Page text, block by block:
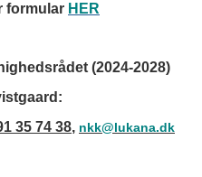
formular HER
(2024-2028)
35 74 38, nkk@lukana.dk